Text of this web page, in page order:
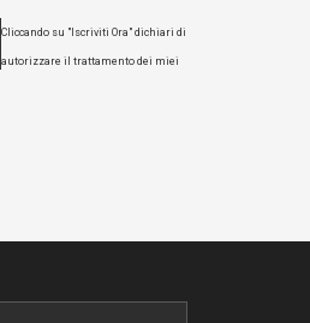
Cliccando su "Iscriviti Ora" dichiari di
autorizzare il trattamento dei miei